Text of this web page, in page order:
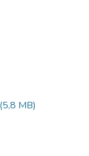
(5,8 MB)